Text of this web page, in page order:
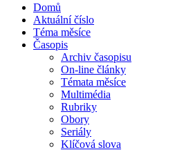
Domů
Aktuální číslo
Téma měsíce
Časopis
Archiv časopisu
On-line články
Témata měsíce
Multimédia
Rubriky
Obory
Seriály
Klíčová slova